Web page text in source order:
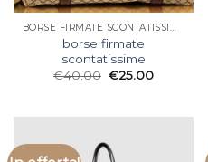
BORSE FIRMATE SCONTATISSIME
borse firmate
scontatissime
€40.00 €25.00